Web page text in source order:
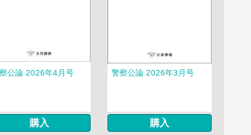
公論 2026年4月号
購入
警察公論 2026年3月号
購入